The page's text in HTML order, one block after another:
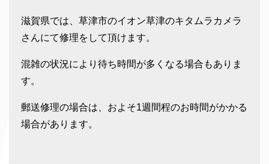
滋賀県では、草津市のイオン草津のキタムラカメラ
さんにて修理をして頂けます。
混雑の状況により待ち時間が多くなる場合もありま
す。
郵送修理の場合は、およそ1週間程のお時間がかかる
場合があります。